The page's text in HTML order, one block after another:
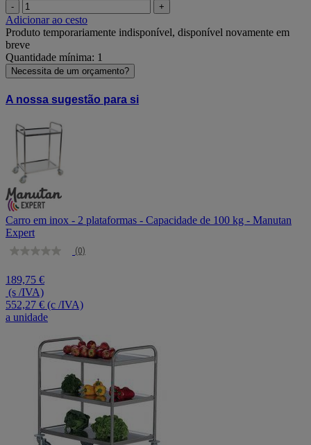
- +
Adicionar ao cesto
Produto temporariamente indisponível, disponível novamente em
breve
Quantidade mínima: 1
Necessita de um orçamento?
A nossa sugestão para si
Carro em inox - 2 plataformas - Capacidade de 100 kg - Manutan
Expert
Sem
de
classificação
Link
para
a
página.
(0)
189,75 €
(s /IVA)
552,27 € (c /IVA)
a unidade